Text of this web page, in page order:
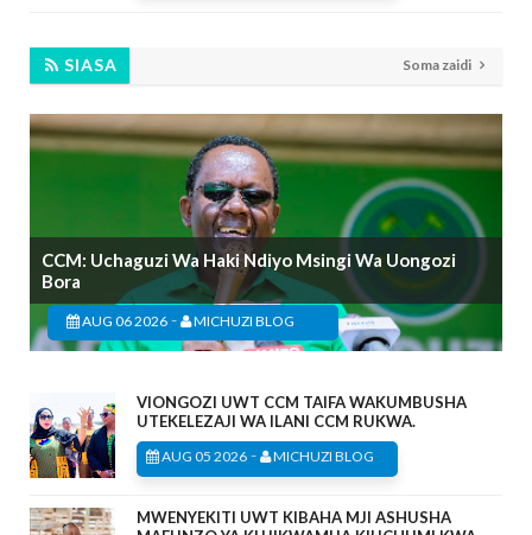
SIASA Soma zaidi
CCM: Uchaguzi Wa Haki Ndiyo Msingi Wa Uongozi
Bora
AUG 06 2026 - MICHUZI BLOG
VIONGOZI UWT CCM TAIFA WAKUMBUSHA
UTEKELEZAJI WA ILANI CCM RUKWA.
AUG 05 2026 - MICHUZI BLOG
MWENYEKITI UWT KIBAHA MJI ASHUSHA